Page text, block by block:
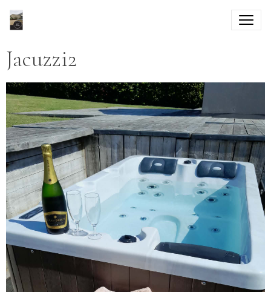
Jacuzzi2